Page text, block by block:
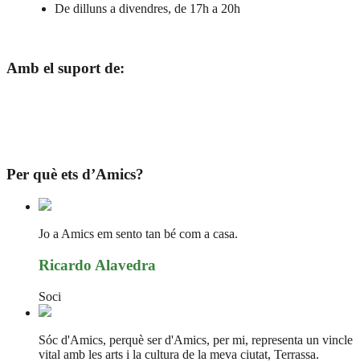
De dilluns a divendres, de 17h a 20h
Amb el suport de:
Per què ets d’Amics?
Jo a Amics em sento tan bé com a casa.
Ricardo Alavedra
Soci
Sóc d'Amics, perquè ser d'Amics, per mi, representa un vincle
vital amb les arts i la cultura de la meva ciutat, Terrassa.